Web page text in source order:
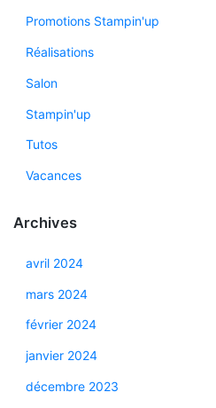
Promotions Stampin'up
Réalisations
Salon
Stampin'up
Tutos
Vacances
Archives
avril 2024
mars 2024
février 2024
janvier 2024
décembre 2023